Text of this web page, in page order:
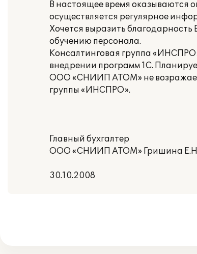
В настоящее время оказываются
осуществляется регулярное
Хочется выразить
обучению персонала.
Консалтинговая группа
внедрении программ 1С.
ООО «СНИИП АТОМ» не возражает
группы «ИНСПРО».
Главный бухгалтер
ООО «СНИИП АТОМ» Гришина
30.10.2008